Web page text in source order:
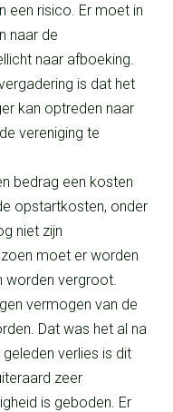
een risico. Er moet in
naar de
naar afboeking.
is dat het
kan optreden naar
vereniging te
bedrag een kosten
opstartkosten, onder
niet zijn
moet er worden
worden vergroot.
vermogen van de
Dat was het al na
verlies is dit
zeer
is geboden. Er